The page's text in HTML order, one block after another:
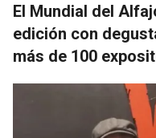
El Mundial del
edición con
más de 100